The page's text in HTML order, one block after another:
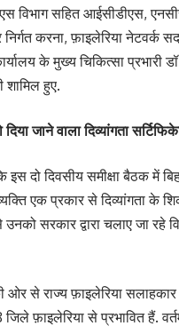
विभाग सहित आईसीडीएस,
निर्गत करना, फ़ाइलेरिया
के मुख्य चिकित्सा
शामिल हुए.
जाने वाला दिव्यांगता
इस दो दिवसीय समीक्षा बैठक में
एक प्रकार से दिव्यांगता के
सरकार द्वारा चलाए जा रहे
ओर से राज्य फ़ाइलेरिया
जिले फ़ाइलेरिया से प्रभावित हैं.